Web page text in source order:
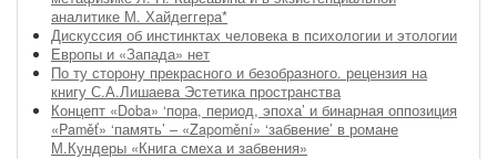
аналитике М. Хайдеггера*
Дискуссия об инстинктах человека в психологии и этологии
Европы и «Запада» нет
По ту сторону прекрасного и безобразного. рецензия на
книгу С.А.Лишаева Эстетика пространства
Концепт «Doba» ‘пора, период, эпоха’ и бинарная оппозиция
«Paměť» ‘память’ – «Zapomění» ‘забвение’ в романе
М.Кундеры «Книга смеха и забвения»